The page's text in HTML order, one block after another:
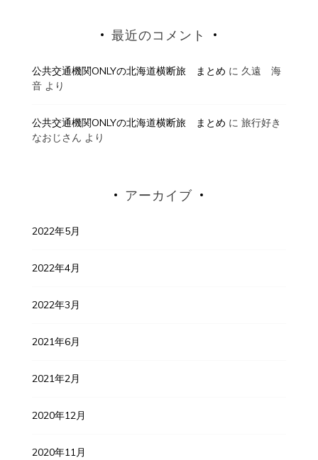
最近のコメント
公共交通機関ONLYの北海道横断旅 まとめ に 久遠 海
音より
公共交通機関ONLYの北海道横断旅 まとめ に 旅行好き
なおじさん より
アーカイブ
2022年5月
2022年4月
2022年3月
2021年6月
2021年2月
2020年12月
2020年11月